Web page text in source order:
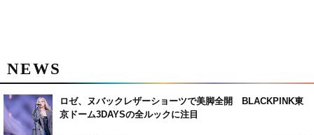
NEWS
ロゼ、ヌバックレザーショーツで美脚全開 BLACKPINK東
京ドーム3DAYSの全ルックに注目